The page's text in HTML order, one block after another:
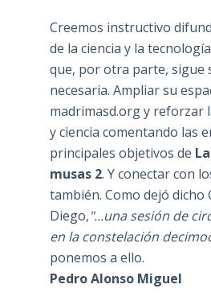
Creemos instructivo
de la ciencia y la
que, por otra parte, sigue
necesaria. Ampliar su
madrimasd.org y reforzar
y ciencia comentando las
principales objetivos de
musas 2. Y conectar con
también. Como dejó dicho
Diego,"...una sesión de
en la constelación
ponemos a ello.
Pedro Alonso Miguel